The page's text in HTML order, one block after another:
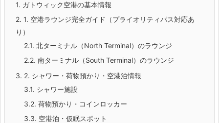
1. ガトウィック空港の基本情報
2. 1. 空港ラウンジ完全ガイド（プライオリティパス対応あ
り）
2.1. 北ターミナル（North Terminal）のラウンジ
2.2. 南ターミナル（South Terminal）のラウンジ
3. 2. シャワー・荷物預かり・空港泊情報
3.1. シャワー施設
3.2. 荷物預かり・コインロッカー
3.3. 空港泊・仮眠スポット